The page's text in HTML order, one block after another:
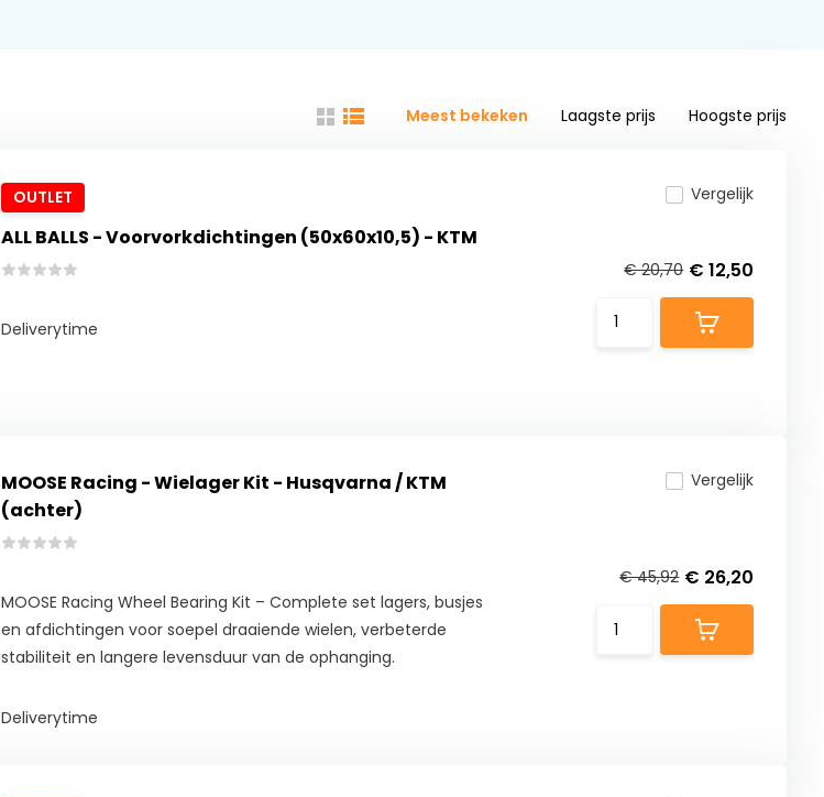
Meest bekeken Laagste prijs Hoogste prijs
OUTLET
ALL BALLS - Voorvorkdichtingen (50x60x10,5) - KTM
Deliverytime
Vergelijk
€ 20,70 € 12,50
MOOSE Racing - Wielager Kit - Husqvarna / KTM
(achter)
MOOSE Racing Wheel Bearing Kit – Complete set lagers, busjes
en afdichtingen voor soepel draaiende wielen, verbeterde
stabiliteit en langere levensduur van de ophanging.
Deliverytime
Vergelijk
€ 45,92 € 26,20